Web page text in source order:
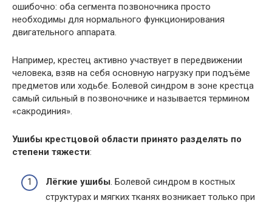
ошибочно: оба сегмента позвоночника просто
необходимы для нормального функционирования
двигательного аппарата.
Например, крестец активно участвует в передвижении
человека, взяв на себя основную нагрузку при подъёме
предметов или ходьбе. Болевой синдром в зоне крестца
самый сильный в позвоночнике и называется термином
«сакродиния».
Ушибы крестцовой области принято разделять по
степени тяжести:
Лёгкие ушибы . Болевой синдром в костных
структурах и мягких тканях возникает только при